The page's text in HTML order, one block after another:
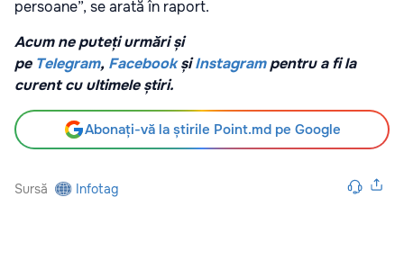
persoane”, se arată în raport.
Acum ne puteți urmări și
pe Telegram, Facebook șiInstagrampentru a fi la
curent cu ultimele știri.
Abonați-vă la știrile Point.md pe Google
Sursă Infotag